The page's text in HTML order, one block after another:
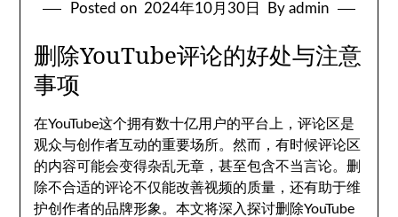
Posted on 2024年10月30日 By admin
删除YouTube评论的好处与注意
事项
在YouTube这个拥有数十亿用户的平台上，评论区是
观众与创作者互动的重要场所。然而，有时候评论区
的内容可能会变得杂乱无章，甚至包含不当言论。删
除不合适的评论不仅能改善视频的质量，还有助于维
护创作者的品牌形象。本文将深入探讨删除YouTube